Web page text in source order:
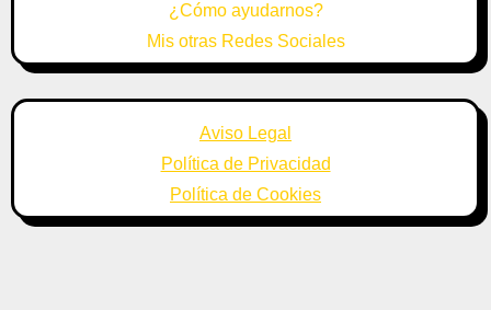
¿Cómo ayudarnos?
Mis otras Redes Sociales
Aviso Legal
Política de Privacidad
Política de Cookies